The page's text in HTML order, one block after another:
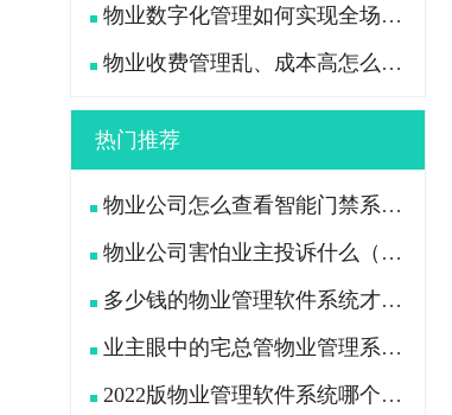
物业数字化管理如何实现全场景高效管控？
物业收费管理乱、成本高怎么办？
热门推荐
物业公司怎么查看智能门禁系统中行人及车辆出入记录
物业公司害怕业主投诉什么（业主用什么办法“治”物业公司）
多少钱的物业管理软件系统才是功能全且好用的？
业主眼中的宅总管物业管理系统APP是什么样的?
2022版物业管理软件系统哪个好（挑选物业软件看这7点）